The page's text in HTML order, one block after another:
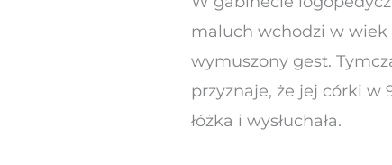
maluch wchodzi w wiek
wymuszony gest.
przyznaje, że jej córki w
łóżka i wysłuchała.